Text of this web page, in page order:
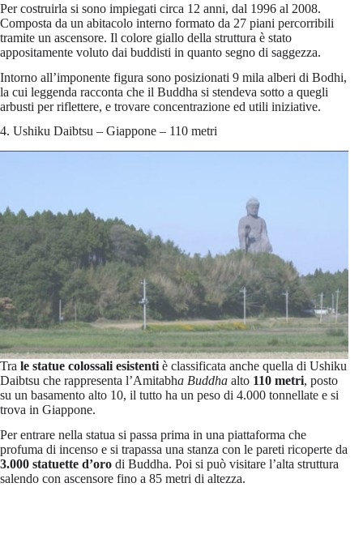
Per costruirla si sono impiegati circa 12 anni, dal 1996 al 2008.
Composta da un abitacolo interno formato da 27 piani percorribili
tramite un ascensore. Il colore giallo della struttura è stato
appositamente voluto dai buddisti in quanto segno di saggezza.
Intorno all’imponente figura sono posizionati 9 mila alberi di Bodhi,
la cui leggenda racconta che il Buddha si stendeva sotto a quegli
arbusti per riflettere, e trovare concentrazione ed utili iniziative.
4. Ushiku Daibtsu – Giappone – 110 metri
Tra le statue colossali esistenti è classificata anche quella di Ushiku
Daibtsu che rappresenta l’Amitabha Buddha alto 110 metri, posto
su un basamento alto 10, il tutto ha un peso di 4.000 tonnellate e si
trova in Giappone.
Per entrare nella statua si passa prima in una piattaforma che
profuma di incenso e si trapassa una stanza con le pareti ricoperte da
3.000 statuette d’oro di Buddha. Poi si può visitare l’alta struttura
salendo con ascensore fino a 85 metri di altezza.